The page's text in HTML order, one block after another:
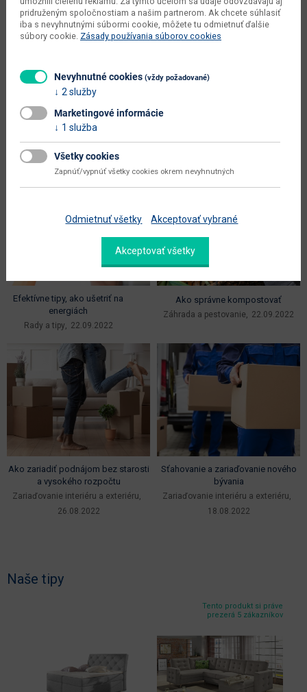
domácnosti...
kovu v...
Vyberáme z blogu
Efektívne tipy, ako ušetriť na
energiách
Rady a tipy 22.09.2022
Ako správne kompostovať
Záhrada a pestovanie 22.09.2022
Ako zariadiť podnájom bez starosti
a vysokého rozpočtu
Zariaďovanie interiéru a exteriéru
26.08.2022
Sťahovanie a zariaďovanie nového
bývania
Zariaďovanie interiéru a exteriéru
18.08.2022
Naše tipy
Tento produkt si práve
prezerá 5 zákazníkov
pridruženým spoločnostiam a našim partnerom. Ak chcete súhlasiť
iba s nevyhnutnými súbormi cookie, môžete tu odmietnuť ďalšie
súbory cookie. Zásady používania súborov cookies
Nevyhnutné cookies (vždy požadované)
2 služby
Marketingové informácie
1 služba
Všetky cookies
Zapnúť/vypnúť všetky cookies okrem nevyhnutných
Odmietnuť všetky Akceptovať vybrané
Akceptovať všetky